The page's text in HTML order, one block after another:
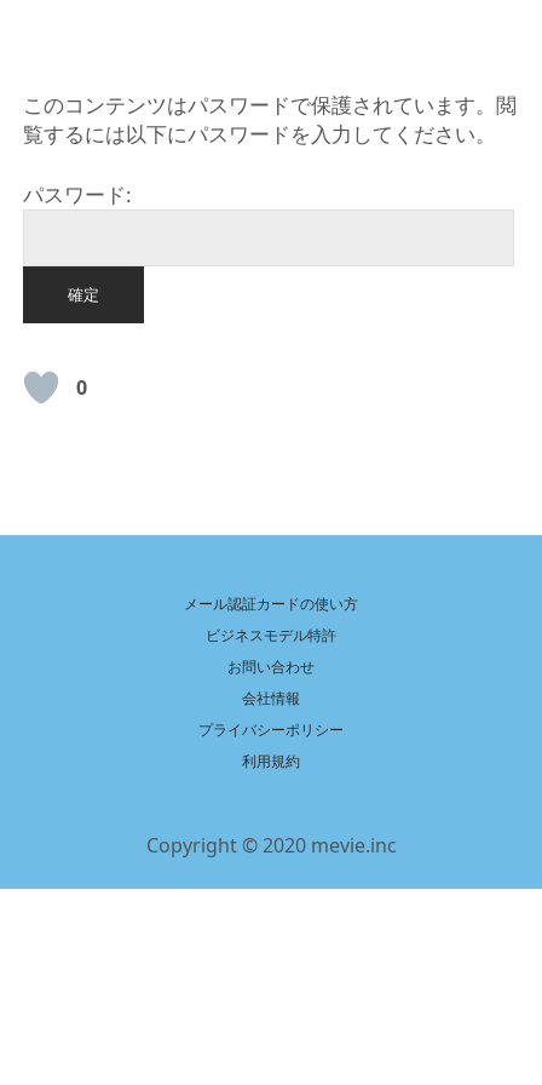
このコンテンツはパスワードで保護されています。閲
覧するには以下にパスワードを入力してください。
パスワード:
0
メール認証カードの使い方
ビジネスモデル特許
お問い合わせ
会社情報
プライバシーポリシー
利用規約
Copyright © 2020 mevie.inc